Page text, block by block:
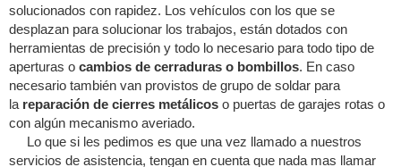
solucionados con rapidez. Los vehículos con los que se
desplazan para solucionar los trabajos, están dotados con
herramientas de precisión y todo lo necesario para todo tipo de
aperturas o cambios de cerraduras o bombillos. En caso
necesario también van provistos de grupo de soldar para
la reparación de cierres metálicos o puertas de garajes rotas o
con algún mecanismo averiado.
Lo que si les pedimos es que una vez llamado a nuestros
servicios de asistencia, tengan en cuenta que nada mas llamar